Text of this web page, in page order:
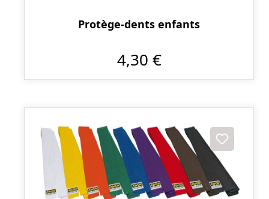
Protège-dents enfants
4,30 €